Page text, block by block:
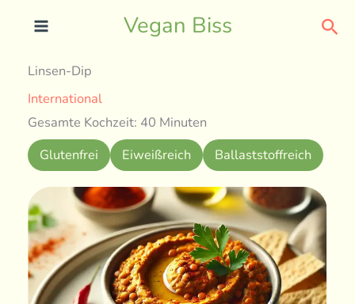
Vegan Biss
Linsen-Dip
International
Gesamte Kochzeit: 40 Minuten
Glutenfrei
Eiweißreich Ballaststoffreich